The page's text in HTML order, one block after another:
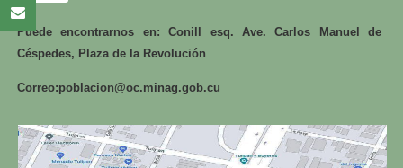
Puede encontrarnos en: Conill esq. Ave. Carlos Manuel de
Céspedes, Plaza de la Revolución
Correo:poblacion@oc.minag.gob.cu